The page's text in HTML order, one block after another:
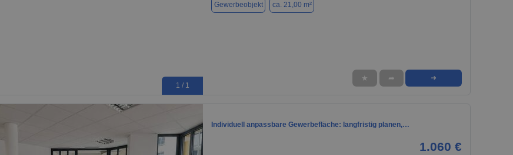
1 / 1
Gewerbeobjekt ca. 21,00 m²
★ ➦ ➜
Individuell anpassbare Gewerbefläche: langfristig planen,…
1.060 €